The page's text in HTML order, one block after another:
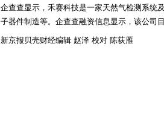
企查查显示，禾赛科技是一家天然气检测系统
子器件制造等。企查查融资信息显示，该公司
新京报贝壳财经编辑 赵泽 校对 陈荻雁